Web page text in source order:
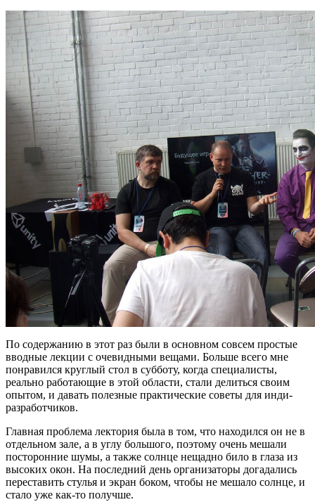
По содержанию в этот раз были в основном совсем простые
вводные лекции с очевидными вещами. Больше всего мне
понравился круглый стол в субботу, когда специалисты,
реально работающие в этой области, стали делиться своим
опытом, и давать полезные практические советы для инди-
разработчиков.
Главная проблема лектория была в том, что находился он не в
отдельном зале, а в углу большого, поэтому очень мешали
посторонние шумы, а также солнце нещадно било в глаза из
высоких окон. На последний день организаторы догадались
переставить стулья и экран боком, чтобы не мешало солнце, и
стало уже как-то получше.